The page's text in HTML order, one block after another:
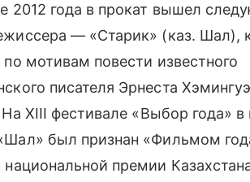
2012 года в прокат вышел
— «Старик» (каз. Шал),
мотивам повести известного
писателя Эрнеста
XIII фестивале «Выбор года» в
был признан «Фильмом
национальной премии